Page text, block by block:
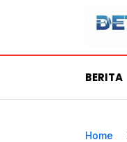
BERITA
Home